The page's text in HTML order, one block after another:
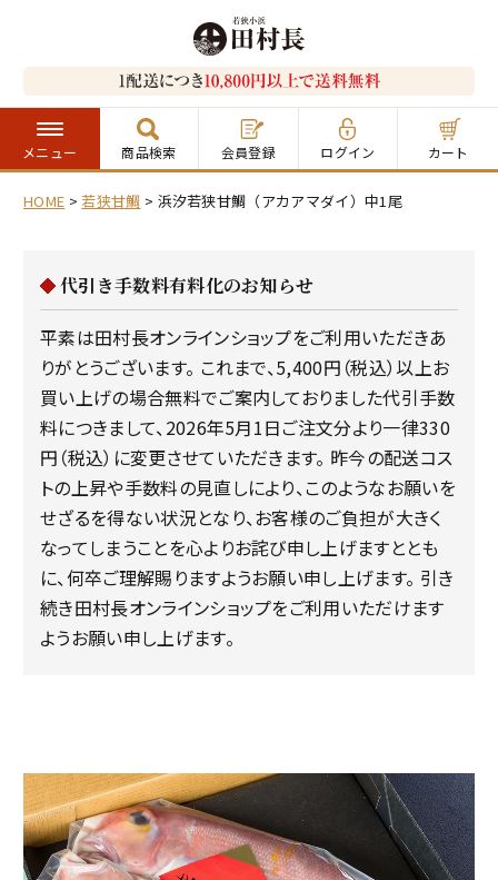
メニュー 商品検索 会員登録 ログイン カート
HOME 若狭甘鯛 浜汐若狭甘鯛（アカアマダイ）中1尾
代引き手数料有料化のお知らせ
平素は田村長オンラインショップをご利用いただきあ
りがとうございます。 これまで、5,400円（税込）以上お
買い上げの場合無料でご案内しておりました代引手数
料につきまして、2026年5月1日ご注文分より一律330
円（税込）に変更させていただきます。 昨今の配送コス
トの上昇や手数料の見直しにより、このようなお願いを
せざるを得ない状況となり、お客様のご負担が大きく
なってしまうことを心よりお詫び申し上げますととも
に、何卒ご理解賜りますようお願い申し上げます。 引き
続き田村長オンラインショップをご利用いただけます
ようお願い申し上げます。